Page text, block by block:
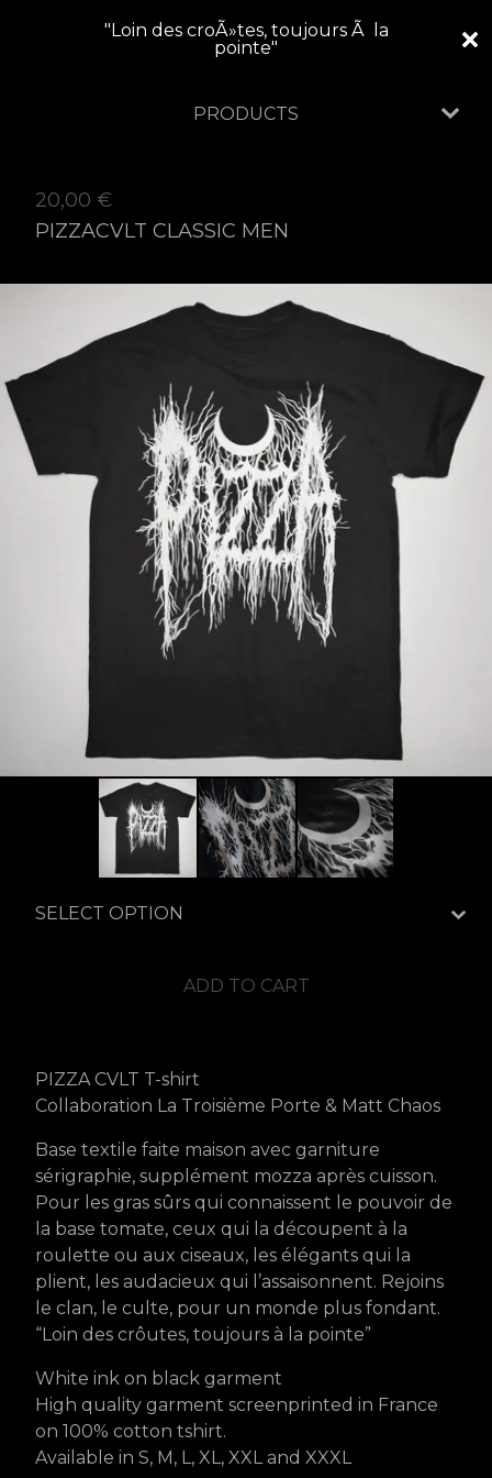
"Loin des croÃ»tes, toujours Ã la
pointe"
PRODUCTS
20,00 €
PIZZACVLT CLASSIC MEN
ADD TO CART
PIZZA CVLT T-shirt
Collaboration La Troisième Porte & Matt Chaos
Base textile faite maison avec garniture
sérigraphie, supplément mozza après cuisson.
Pour les gras sûrs qui connaissent le pouvoir de
la base tomate, ceux qui la découpent à la
roulette ou aux ciseaux, les élégants qui la
plient, les audacieux qui l’assaisonnent. Rejoins
le clan, le culte, pour un monde plus fondant.
“Loin des crôutes, toujours à la pointe”
White ink on black garment
High quality garment screenprinted in France
on 100% cotton tshirt.
Available in S, M, L, XL, XXL and XXXL